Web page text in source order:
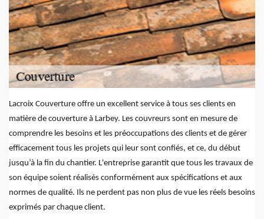
Lacroix Couverture offre un excellent service à tous ses clients en
matière de couverture à Larbey. Les couvreurs sont en mesure de
comprendre les besoins et les préoccupations des clients et de gérer
efficacement tous les projets qui leur sont confiés, et ce, du début
jusqu’à la fin du chantier. L'entreprise garantit que tous les travaux de
son équipe soient réalisés conformément aux spécifications et aux
normes de qualité. Ils ne perdent pas non plus de vue les réels besoins
exprimés par chaque client.